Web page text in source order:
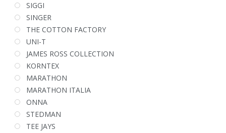
SIGGI
SINGER
THE COTTON FACTORY
UNI-T
JAMES ROSS COLLECTION
KORNTEX
MARATHON
MARATHON ITALIA
ONNA
STEDMAN
TEE JAYS